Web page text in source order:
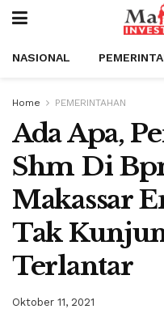
NASIONAL
Home PEMERINTAHAN
Ada Apa,
Shm Di
Makassar
Tak
Terlantar
Oktober 11, 2021